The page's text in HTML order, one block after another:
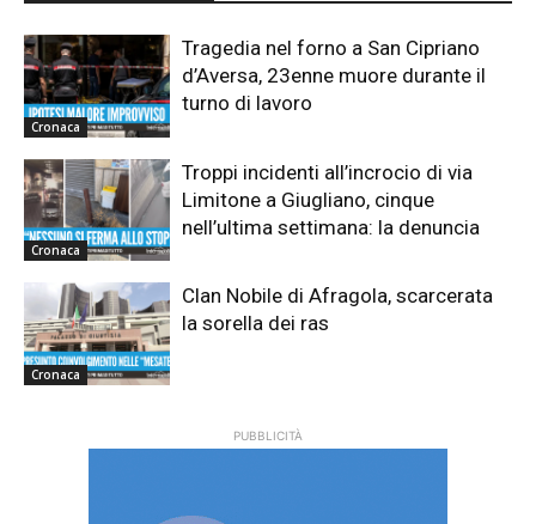
Cronaca
Tragedia nel forno a San Cipriano
d’Aversa, 23enne muore durante il
turno di lavoro
Cronaca
Troppi incidenti all’incrocio di via
Limitone a Giugliano, cinque
nell’ultima settimana: la denuncia
Cronaca
Clan Nobile di Afragola, scarcerata
la sorella dei ras
PUBBLICITÀ